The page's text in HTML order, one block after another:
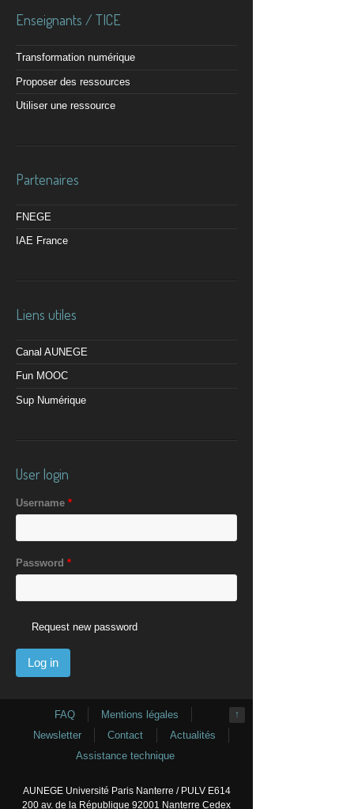
Enseignants / TICE
Transformation numérique
Proposer des ressources
Utiliser une ressource
Partenaires
FNEGE
IAE France
Liens utiles
Canal AUNEGE
Fun MOOC
Sup Numérique
User login
Username *
Password *
Request new password
↑
FAQ
Mentions légales
Newsletter
Contact
Actualités
Assistance technique
AUNEGE Université Paris Nanterre / PULV E614
200 av. de la République 92001 Nanterre Cedex